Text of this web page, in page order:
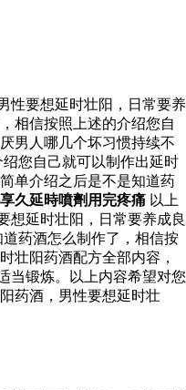
性要想延时壮阳，日常要养
相信按照上述的介绍您自
男人哪几个坏习惯持续不
您自己就可以制作出延时
单介绍之后是不是知道药
享久延時噴劑用完疼痛 以上
想延时壮阳，日常要养成良
药酒怎么制作了，相信按
壮阳药酒配方全部内容，
当锻炼。以上内容希望对您
药酒，男性要想延时壮